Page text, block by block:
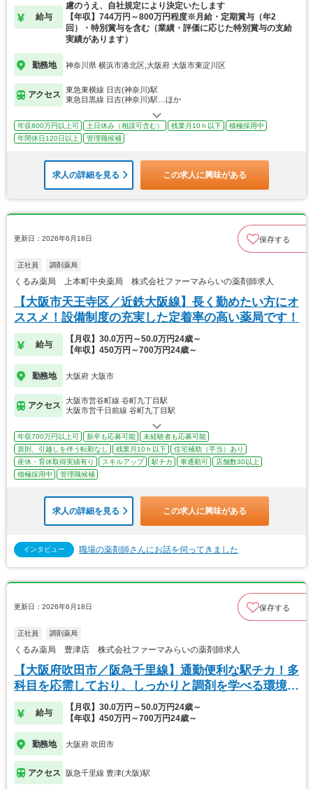
給与
慮のうえ、自社規定により決定いたします
【年収】744万円～800万円程度※月給・定期賞与（年2
回）・特別賞与を含む（業績・評価に応じた特別賞与の支給
実績があります）
勤務地 神奈川県 横浜市港北区,大阪府 大阪市東淀川区
アクセス
東急東横線 日吉(神奈川)駅
東急目黒線 日吉(神奈川)駅…ほか
年収800万円以上可 土日休み（相談可含む） 残業月10ｈ以下
積極採用中
年間休日120日以上
管理職候補
求人の詳細を見る この求人に興味がある
更新日：2026年6月18日 保存する
正社員 調剤薬局
くるみ薬局 上本町中央薬局 株式会社ファーマみらいの薬剤師求人
【大阪市天王寺区／近鉄大阪線】長く勤めたい方にオ
ススメ！設備制度の充実した定着率の高い薬局です！
給与
【月収】30.0万円～50.0万円24歳～
【年収】450万円～700万円24歳～
勤務地 大阪府 大阪市
アクセス
大阪市営谷町線 谷町九丁目駅
大阪市営千日前線 谷町九丁目駅
年収700万円以上可 新卒も応募可能
未経験者も応募可能
原則、引越しを伴う転勤なし
残業月10ｈ以下
住宅補助（手当）あり
産休・育休取得実績有り
スキルアップ 駅チカ 車通勤可
店舗数30以上
積極採用中
管理職候補
求人の詳細を見る この求人に興味がある
インタビュー 職場の薬剤師さんにお話を伺ってきました
更新日：2026年6月18日 保存する
正社員 調剤薬局
くるみ薬局 豊津店 株式会社ファーマみらいの薬剤師求人
【大阪府吹田市／阪急千里線】通勤便利な駅チカ！多
科目を応需しており、しっかりと調剤を学べる環境で
す。
給与
【月収】30.0万円～50.0万円24歳～
【年収】450万円～700万円24歳～
勤務地 大阪府 吹田市
アクセス 阪急千里線 豊津(大阪)駅